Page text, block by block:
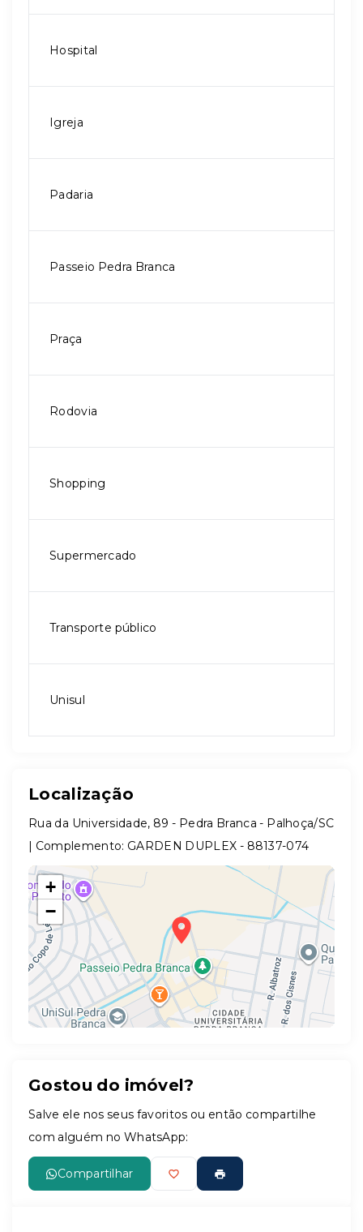
Hospital
Igreja
Padaria
Passeio Pedra Branca
Praça
Rodovia
Shopping
Supermercado
Transporte público
Unisul
Localização
Rua da Universidade, 89 - Pedra Branca - Palhoça/SC
| Complemento: GARDEN DUPLEX - 88137-074
+
−
Gostou do imóvel?
Salve ele nos seus favoritos ou então compartilhe
com alguém no WhatsApp:
Compartilhar